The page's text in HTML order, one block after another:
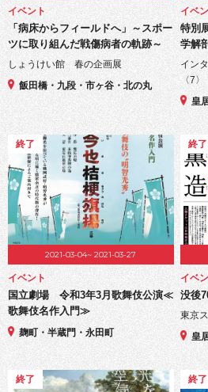
イベント
「病床からフィールドへ」～スポー
ツに取り組んだ戦傷病者の軌跡～
しょうけい館 春の企画展
飯田橋・九段・市ヶ谷・北の丸
イベ
特別
学解
イン
〈7〉
皇
終了
2021-03-04~ 2021-03-27
イベント
国立劇場 令和3年3月歌舞伎公演≪
歌舞伎名作入門≫
麹町・半蔵門・永田町
終了
イベ
没後
東京
皇
終了 終了